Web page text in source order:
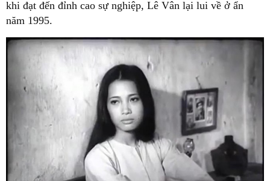
khi đạt đến đỉnh cao sự nghiệp, Lê Vân lại lui về ở ẩn
năm 1995.